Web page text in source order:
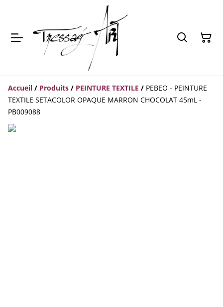
Accueil / Produits / PEINTURE TEXTILE / PEBEO - PEINTURE
TEXTILE SETACOLOR OPAQUE MARRON CHOCOLAT 45mL -
PB009088